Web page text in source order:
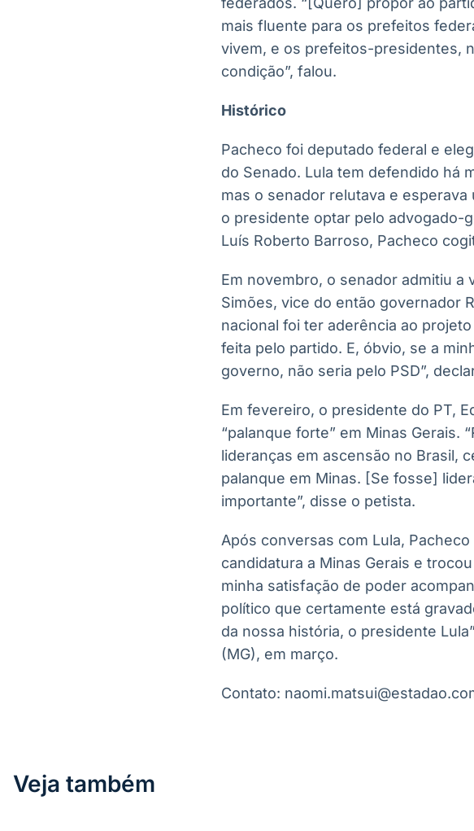
mais fluente para os prefeitos
vivem, e os prefeitos-presidentes,
condição”, falou.
Histórico
Pacheco foi deputado federal e
do Senado. Lula tem defendido há
mas o senador relutava e
o presidente optar pelo advogado-
Luís Roberto Barroso, Pacheco
Em novembro, o senador admitiu a
Simões, vice do então governador
nacional foi ter aderência ao
feita pelo partido. E, óbvio, se a
governo, não seria pelo PSD”,
Em fevereiro, o presidente do PT,
“palanque forte” em Minas Gerais.
lideranças em ascensão no Brasil,
palanque em Minas. [Se fosse]
importante”, disse o petista.
Após conversas com Lula,
candidatura a Minas Gerais e
minha satisfação de poder
político que certamente está
da nossa história, o presidente
(MG), em março.
Contato:
Veja também